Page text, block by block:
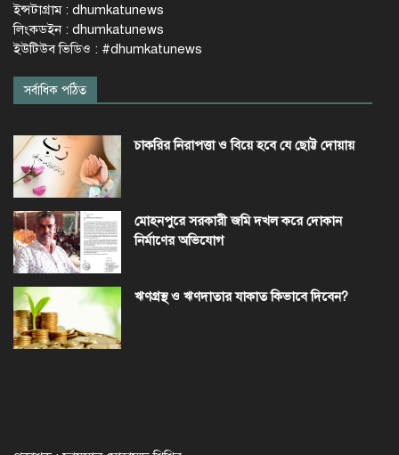
ইন্সটাগ্রাম : dhumkatunews
লিংকডইন : dhumkatunews
ইউটিউব ভিডিও : #dhumkatunews
সর্বাধিক পঠিত
চাকরির নিরাপত্তা ও বিয়ে হবে যে ছোট্ট দোয়ায়
মোহনপুরে সরকারী জমি দখল করে দোকান
নির্মাণের অভিযোগ
ঋণগ্রস্থ ও ঋণদাতার যাকাত কিভাবে দিবেন?